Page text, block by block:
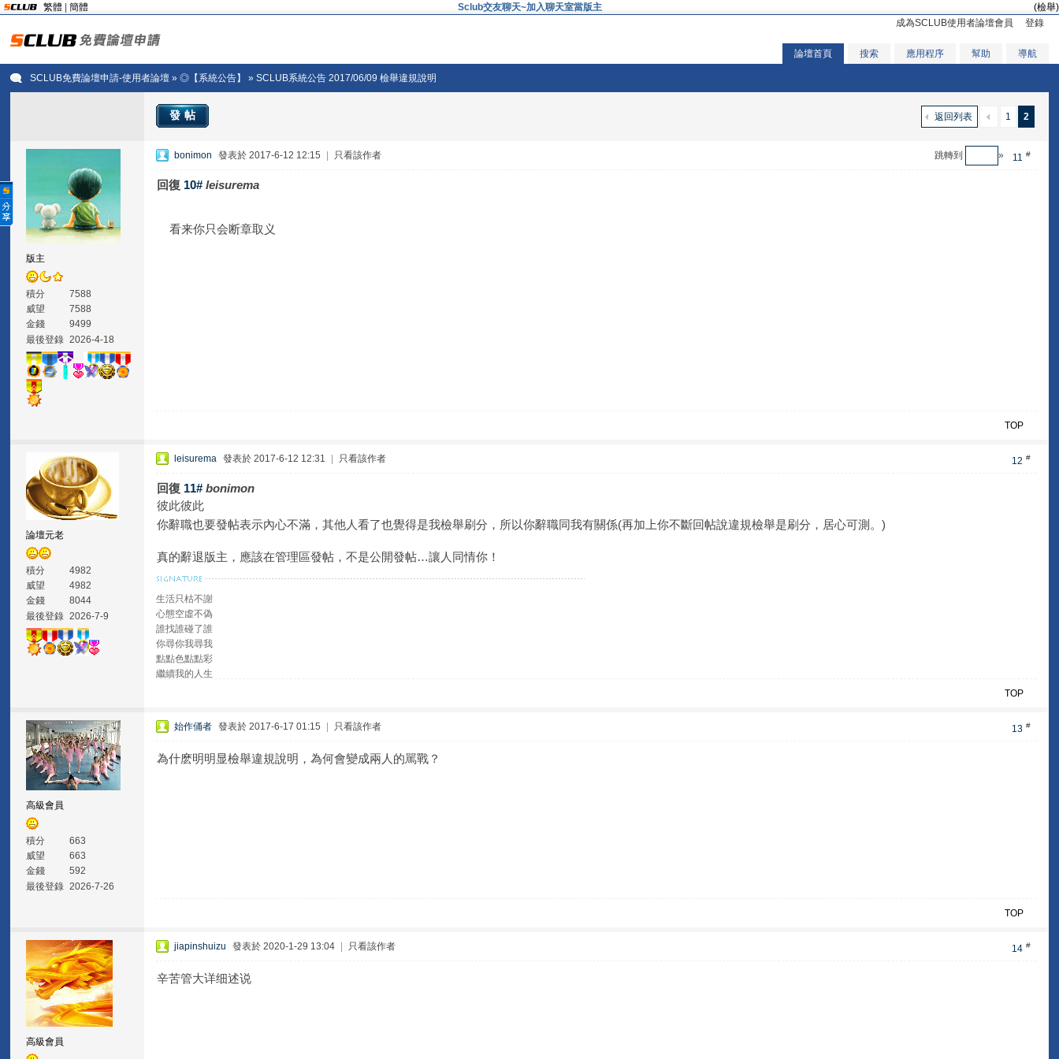
繁體 簡體 Sclub交友聊天~加入聊天室當版主
(檢舉)
成為SCLUB使用者論壇會員
登錄
論壇首頁 搜索 應用程序 幫助 導航
SCLUB免費論壇申請-使用者論壇 »◎【系統公告】 » SCLUB系統公告 2017/06/09 檢舉違規說明
1 2
返回列表
發帖
版主
積分
7588
威望
7588
金錢
9499
最後登錄 2026-4-18
11 #
跳轉到 »
bonimon 發表於 2017-6-12 12:15 只看該作者
回復 10# leisurema
看来你只会断章取义
TOP
論壇元老
積分
4982
威望
4982
金錢
8044
最後登錄 2026-7-9
12 #
leisurema 發表於 2017-6-12 12:31 只看該作者
回復 11# bonimon
彼此彼此
你辭職也要發帖表示內心不滿，其他人看了也覺得是我檢舉刷分，所以你辭職同我有關係(再加上你不斷回帖說違規檢舉是刷分，居心可測。)
真的辭退版主，應該在管理區發帖，不是公開發帖…讓人同情你！
生活只枯不謝
心態空虛不偽
誰找誰碰了誰
你尋你我尋我
點點色點點彩
繼續我的人生
TOP
高級會員
積分
663
威望
663
金錢
592
最後登錄 2026-7-26
13 #
始作俑者 發表於 2017-6-17 01:15 只看該作者
為什麽明明显檢舉違規說明，為何會變成兩人的駡戰？
TOP
高級會員
14 #
jiapinshuizu 發表於 2020-1-29 13:04 只看該作者
辛苦管大详细述说